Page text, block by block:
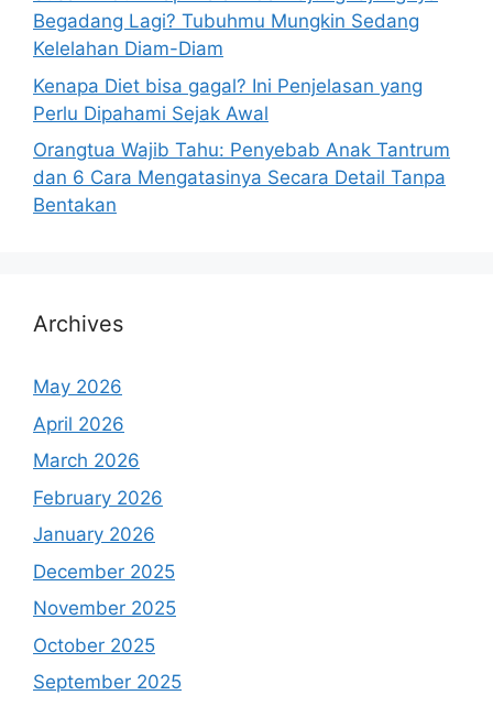
Begadang Lagi? Tubuhmu Mungkin Sedang
Kelelahan Diam-Diam
Kenapa Diet bisa gagal? Ini Penjelasan yang
Perlu Dipahami Sejak Awal
Orangtua Wajib Tahu: Penyebab Anak Tantrum
dan 6 Cara Mengatasinya Secara Detail Tanpa
Bentakan
Archives
May 2026
April 2026
March 2026
February 2026
January 2026
December 2025
November 2025
October 2025
September 2025